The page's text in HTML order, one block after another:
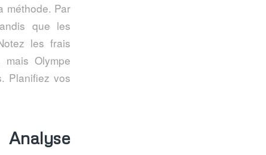
méthode. Par
que les
les frais
Olympe
Planifiez vos